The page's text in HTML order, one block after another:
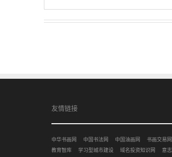
友情链接
中华书画网 中国书法网 中国油画网 书画交易网
教育智库
学习型城市建设 域名投资知识网 意